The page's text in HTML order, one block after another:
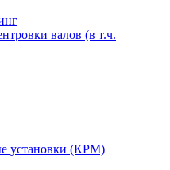
валов (в т.ч.
установки (КРМ)